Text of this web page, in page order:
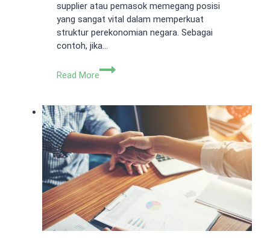
supplier atau pemasok memegang posisi
yang sangat vital dalam memperkuat
struktur perekonomian negara. Sebagai
contoh, jika…
Read More
Perusahaan
dan
Jenis-
jenisnya